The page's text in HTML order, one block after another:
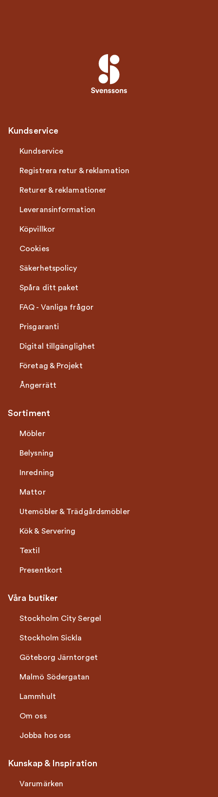
Kundservice
Kundservice
Registrera retur & reklamation
Returer & reklamationer
Leveransinformation
Köpvillkor
Cookies
Säkerhetspolicy
Spåra ditt paket
FAQ - Vanliga frågor
Prisgaranti
Digital tillgänglighet
Företag & Projekt
Ångerrätt
Sortiment
Möbler
Belysning
Inredning
Mattor
Utemöbler & Trädgårdsmöbler
Kök & Servering
Textil
Presentkort
Våra butiker
Stockholm City Sergel
Stockholm Sickla
Göteborg Järntorget
Malmö Södergatan
Lammhult
Om oss
Jobba hos oss
Kunskap & Inspiration
Varumärken